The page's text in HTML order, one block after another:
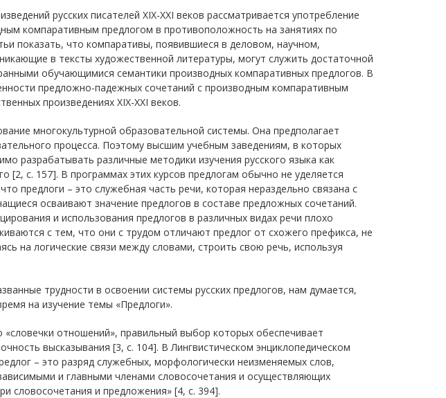
русских писателей XIX-XXI веков рассматривается употребление
компаративным предлогом в противоположность на занятиях по
показать, что компаративы, появившиеся в деловом, научном,
в тексты художественной литературы, могут служить достаточной
обучающимися семантики производных компаративных предлогов. В
предложно-падежных сочетаний с производным компаративным
произведениях XIX-XXI веков.
многокультурной образовательной системы. Она предполагает
процесса. Поэтому высшим учебным заведениям, в которых
разрабатывать различные методики изучения русского языка как
[2, с. 157]. В программах этих курсов предлогам обычно не уделяется
предлоги – это служебная часть речи, которая нераздельно связана с
осваивают значение предлогов в составе предложных сочетаний.
и использования предлогов в различных видах речи плохо
с тем, что они с трудом отличают предлог от схожего префикса, не
на логические связи между словами, строить свою речь, используя
трудности в освоении системы русских предлогов, нам думается,
на изучение темы «Предлоги».
«словечки отношений», правильный выбор которых обеспечивает
высказывания [3, с. 104]. В Лингвистическом энциклопедическом
– это разряд служебных, морфологически неизменяемых слов,
и главными членами словосочетания и осуществляющих
словосочетания и предложения» [4, с. 394].